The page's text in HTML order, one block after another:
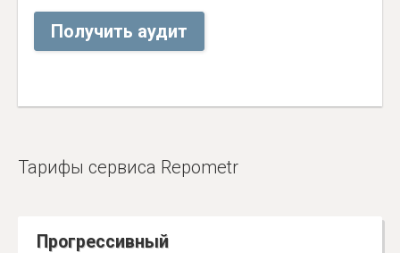
Получить аудит
Тарифы сервиса Repometr
Прогрессивный